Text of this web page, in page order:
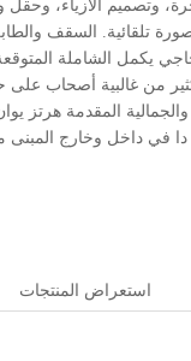
وتصميم الأزياء،
تلقائية. السقف
يكمل الشاملة
من غالبية أصحاب على
المقدمة هرتز
في داخل وخارج المبنى
استعراض المنتجات